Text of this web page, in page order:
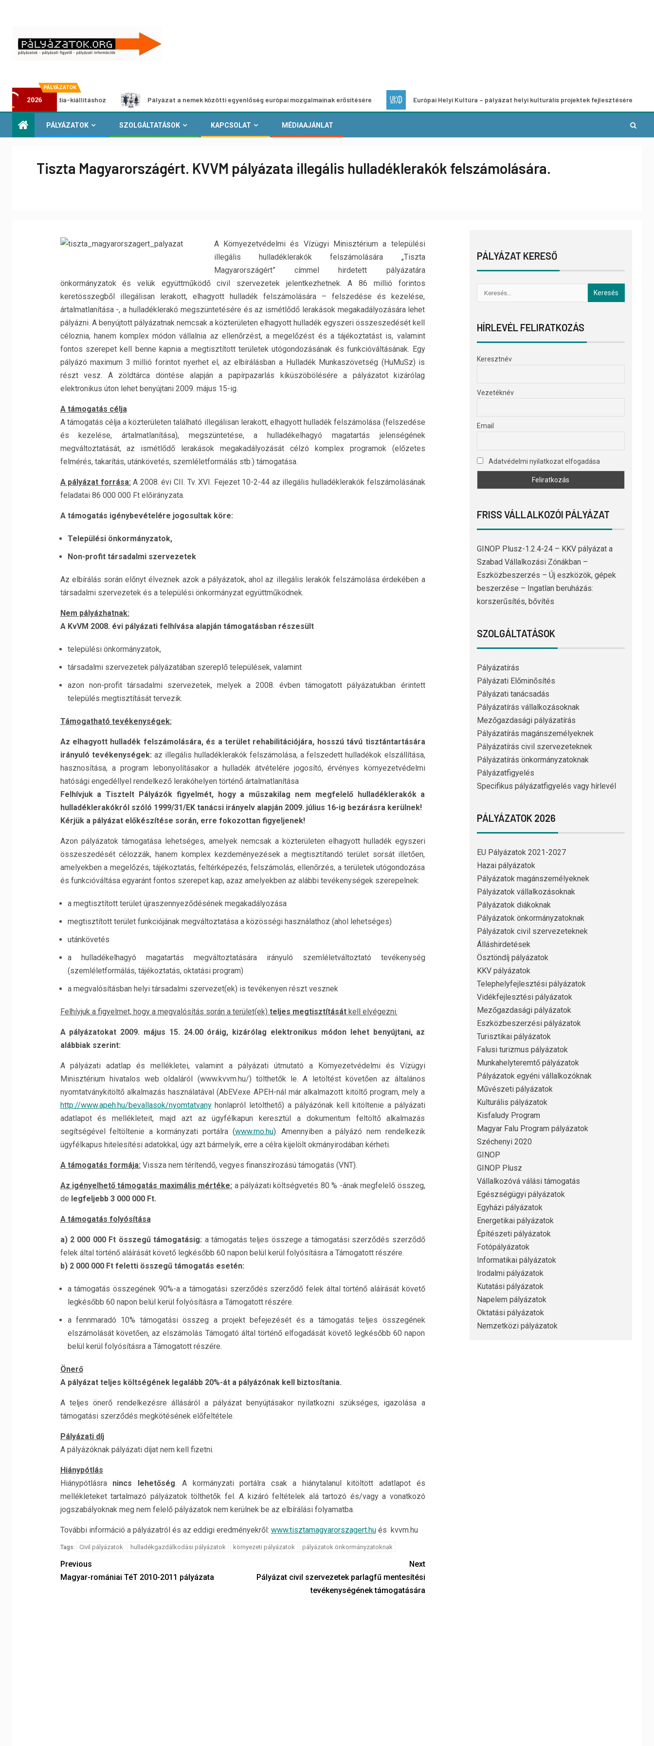
PÁLYÁZATOK
2026kiállításhoz Pályázat a nemek közötti egyenlőség európai mozgalmainak erősítésére Európai Helyi Kultúra – pályázat helyi kulturális projektek fejlesztésére
PÁLYÁZATOK SZOLGÁLTATÁSOK KAPCSOLAT MÉDIAAJÁNLAT
Tiszta Magyarországért. KVVM pályázata illegális hulladéklerakók felszámolására.
A Környezetvédelmi és Vízügyi Minisztérium a települési
illegális hulladéklerakók felszámolására „Tiszta
Magyarországért” címmel hirdetett pályázatára
önkormányzatok és velük együttműködő civil szervezetek jelentkezhetnek. A 86 millió forintos
keretösszegből illegálisan lerakott, elhagyott hulladék felszámolására – felszedése és kezelése,
ártalmatlanítása -, a hulladéklerakó megszüntetésére és az ismétlődő lerakások megakadályozására lehet
pályázni. A benyújtott pályázatnak nemcsak a közterületen elhagyott hulladék egyszeri összeszedését kell
céloznia, hanem komplex módon vállalnia az ellenőrzést, a megelőzést és a tájékoztatást is, valamint
fontos szerepet kell benne kapnia a megtisztított területek utógondozásának és funkcióváltásának. Egy
pályázó maximum 3 millió forintot nyerhet el, az elbírálásban a Hulladék Munkaszövetség (HuMuSz) is
részt vesz. A zöldtárca döntése alapján a papírpazarlás kiküszöbölésére a pályázatot kizárólag
elektronikus úton lehet benyújtani 2009. május 15-ig.
A támogatás célja
A támogatás célja a közterületen található illegálisan lerakott, elhagyott hulladék felszámolása (felszedése
és kezelése, ártalmatlanítása), megszüntetése, a hulladékelhagyó magatartás jelenségének
megváltoztatását, az ismétlődő lerakások megakadályozását célzó komplex programok (előzetes
felmérés, takarítás, utánkövetés, szemléletformálás stb.) támogatása.
A pályázat forrása: A 2008. évi CII. Tv. XVI. Fejezet 10-2-44 az illegális hulladéklerakók felszámolásának
feladatai 86 000 000 Ft előirányzata.
A támogatás igénybevételére jogosultak köre:
Települési önkormányzatok,
Non-profit társadalmi szervezetek
Az elbírálás során előnyt élveznek azok a pályázatok, ahol az illegális lerakók felszámolása érdekében a
társadalmi szervezetek és a települési önkormányzat együttműködnek.
Nem pályázhatnak:
A KvVM 2008. évi pályázati felhívása alapján támogatásban részesült
települési önkormányzatok,
társadalmi szervezetek pályázatában szereplő települések, valamint
azon non-profit társadalmi szervezetek, melyek a 2008. évben támogatott pályázatukban érintett
település megtisztítását tervezik.
Támogatható tevékenységek:
Az elhagyott hulladék felszámolására, és a terület rehabilitációjára, hosszú távú tisztántartására
irányuló tevékenységek: az illegális hulladéklerakók felszámolása, a felszedett hulladékok elszállítása,
hasznosítása, a program lebonyolításakor a hulladék átvételére jogosító, érvényes környezetvédelmi
hatósági engedéllyel rendelkező lerakóhelyen történő ártalmatlanítása
Felhívjuk a Tisztelt Pályázók figyelmét, hogy a műszakilag nem megfelelő hulladéklerakók a
hulladéklerakókról szóló 1999/31/EK tanácsi irányelv alapján 2009. július 16-ig bezárásra kerülnek!
Kérjük a pályázat előkészítése során, erre fokozottan figyeljenek!
Azon pályázatok támogatása lehetséges, amelyek nemcsak a közterületen elhagyott hulladék egyszeri
összeszedését célozzák, hanem komplex kezdeményezések a megtisztítandó terület sorsát illetően,
amelyekben a megelőzés, tájékoztatás, feltérképezés, felszámolás, ellenőrzés, a területek utógondozása
és funkcióváltása egyaránt fontos szerepet kap, azaz amelyekben az alábbi tevékenységek szerepelnek:
a megtisztított terület újraszennyeződésének megakadályozása
megtisztított terület funkciójának megváltoztatása a közösségi használathoz (ahol lehetséges)
utánkövetés
a hulladékelhagyó magatartás megváltoztatására irányuló szemléletváltoztató tevékenység
(szemléletformálás, tájékoztatás, oktatási program)
a megvalósításban helyi társadalmi szervezet(ek) is tevékenyen részt vesznek
Felhívjuk a figyelmet, hogy a megvalósítás során a terület(ek) teljes megtisztításátkell elvégezni.
A pályázatokat 2009. május 15. 24.00 óráig, kizárólag elektronikus módon lehet benyújtani, az
alábbiak szerint:
A pályázati adatlap és mellékletei, valamint a pályázati útmutató a Környezetvédelmi és Vízügyi
Minisztérium hivatalos web oldaláról (www.kvvm.hu/) tölthetők le. A letöltést követően az általános
nyomtatványkitöltő alkalmazás használatával (AbEV.exe APEH-nál már alkalmazott kitöltő program, mely a
http://www.apeh.hu/bevallasok/nyomtatvanyhonlapról letölthető) a pályázónak kell kitöltenie a pályázati
adatlapot és mellékleteit, majd azt az ügyfélkapun keresztül a dokumentum feltöltő alkalmazás
segítségével feltöltenie a kormányzati portálra (www.mo.hu). Amennyiben a pályázó nem rendelkezik
ügyfélkapus hitelesítési adatokkal, úgy azt bármelyik, erre a célra kijelölt okmányirodában kérheti.
A támogatás formája: Vissza nem térítendő, vegyes finanszírozású támogatás (VNT).
Az igényelhető támogatás maximális mértéke: a pályázati költségvetés 80 % -ának megfelelő összeg,
de legfeljebb 3 000 000 Ft.
A támogatás folyósítása
a) 2 000 000 Ft összegű támogatásig: a támogatás teljes összege a támogatási szerződés szerződő
felek által történő aláírását követő legkésőbb 60 napon belül kerül folyósításra a Támogatott részére.
b) 2 000 000 Ft feletti összegű támogatás esetén:
a támogatás összegének 90%-a a támogatási szerződés szerződő felek által történő aláírását követő
legkésőbb 60 napon belül kerül folyósításra a Támogatott részére.
a fennmaradó 10% támogatási összeg a projekt befejezését és a támogatás teljes összegének
elszámolását követően, az elszámolás Támogató által történő elfogadását követő legkésőbb 60 napon
belül kerül folyósításra a Támogatott részére.
Önerő
A pályázat teljes költségének legalább 20%-át a pályázónak kell biztosítania.
A teljes önerő rendelkezésre állásáról a pályázat benyújtásakor nyilatkozni szükséges, igazolása a
támogatási szerződés megkötésének előfeltétele.
Pályázati díj
A pályázóknak pályázati díjat nem kell fizetni.
Hiánypótlás
Hiánypótlásra nincs lehetőség. A kormányzati portálra csak a hiánytalanul kitöltött adatlapot és
mellékleteket tartalmazó pályázatok tölthetők fel. A kizáró feltételek alá tartozó és/vagy a vonatkozó
jogszabályoknak meg nem felelő pályázatok nem kerülnek be az elbírálási folyamatba.
További információ a pályázatról és az eddigi eredményekről: www.tisztamagyarorszagert.hués kvvm.hu
Tags: Civil pályázatok hulladékgazdálkodási pályázatok környezeti pályázatok pályázatok önkormányzatoknak
Previous
Magyar-romániai TéT 2010-2011 pályázata
Next
Pályázat civil szervezetek parlagfű mentesítési
tevékenységének támogatására
PÁLYÁZAT KERESŐ
HÍRLEVÉL FELIRATKOZÁS
Keresztnév
Vezetéknév
Email
Adatvédelmi nyilatkozat elfogadása
FRISS VÁLLALKOZÓI PÁLYÁZAT
GINOP Plusz-1.2.4-24 – KKV pályázat a
Szabad Vállalkozási Zónákban –
Eszközbeszerzés – Új eszközök, gépek
beszerzése – Ingatlan beruházás:
korszerűsítés, bővítés
SZOLGÁLTATÁSOK
Pályázatírás
Pályázati Előminősítés
Pályázati tanácsadás
Pályázatírás vállalkozásoknak
Mezőgazdasági pályázatírás
Pályázatírás magánszemélyeknek
Pályázatírás civil szervezeteknek
Pályázatírás önkormányzatoknak
Pályázatfigyelés
Specifikus pályázatfigyelés vagy hírlevél
PÁLYÁZATOK 2026
EU Pályázatok 2021-2027
Hazai pályázatok
Pályázatok magánszemélyeknek
Pályázatok vállalkozásoknak
Pályázatok diákoknak
Pályázatok önkormányzatoknak
Pályázatok civil szervezeteknek
Álláshirdetések
Ösztöndíj pályázatok
KKV pályázatok
Telephelyfejlesztési pályázatok
Vidékfejlesztési pályázatok
Mezőgazdasági pályázatok
Eszközbeszerzési pályázatok
Turisztikai pályázatok
Falusi turizmus pályázatok
Munkahelyteremtő pályázatok
Pályázatok egyéni vállalkozóknak
Művészeti pályázatok
Kulturális pályázatok
Kisfaludy Program
Magyar Falu Program pályázatok
Széchenyi 2020
GINOP
GINOP Plusz
Vállalkozóvá válási támogatás
Egészségügyi pályázatok
Egyházi pályázatok
Energetikai pályázatok
Építészeti pályázatok
Fotópályázatok
Informatikai pályázatok
Irodalmi pályázatok
Kutatási pályázatok
Napelem pályázatok
Oktatási pályázatok
Nemzetközi pályázatok